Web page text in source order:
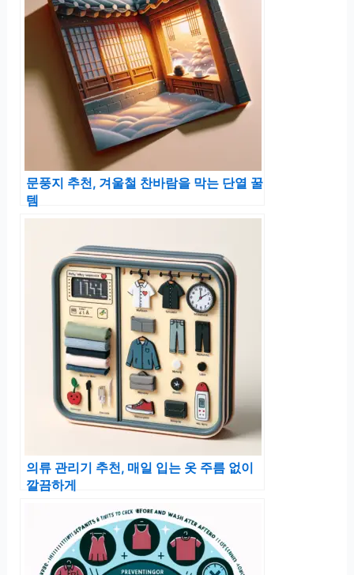
문풍지 추천, 겨울철 찬바람을 막는 단열 꿀
템
의류 관리기 추천, 매일 입는 옷 주름 없이
깔끔하게